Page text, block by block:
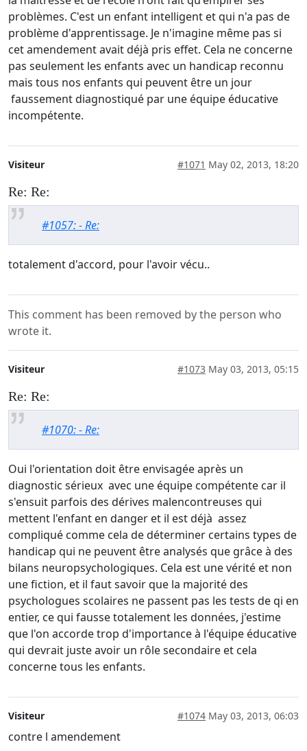
problèmes. C'est un enfant intelligent et qui n'a pas de
problème d'apprentissage. Je n'imagine même pas si
cet amendement avait déjà pris effet. Cela ne concerne
pas seulement les enfants avec un handicap reconnu
mais tous nos enfants qui peuvent être un jour
faussement diagnostiqué par une équipe éducative
incompétente.
Visiteur #1071 May 02, 2013, 18:20
Re: Re:
#1057: - Re:
totalement d'accord, pour l'avoir vécu..
This comment has been removed by the person who
wrote it.
Visiteur #1073 May 03, 2013, 05:15
Re: Re:
#1070: - Re:
Oui l'orientation doit être envisagée après un
diagnostic sérieux avec une équipe compétente car il
s'ensuit parfois des dérives malencontreuses qui
mettent l'enfant en danger et il est déjà assez
compliqué comme cela de déterminer certains types de
handicap qui ne peuvent être analysés que grâce à des
bilans neuropsychologiques. Cela est une vérité et non
une fiction, et il faut savoir que la majorité des
psychologues scolaires ne passent pas les tests de qi en
entier, ce qui fausse totalement les données, j'estime
que l'on accorde trop d'importance à l'équipe éducative
qui devrait juste avoir un rôle secondaire et cela
concerne tous les enfants.
Visiteur #1074 May 03, 2013, 06:03
contre l amendement